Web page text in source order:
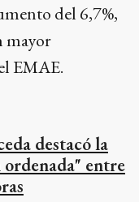
del 6,7%,
mayor
EMAE.
destacó la
entre